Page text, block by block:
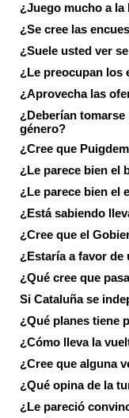
¿Juego mucho a
¿Se cree las
¿Suele usted ver
¿Le preocupan los
¿Aprovecha las
¿Deberían
género?
¿Cree que
¿Le parece bien el
¿Le parece bien el
¿Está sabiendo
¿Cree que el
¿Estaría a favor de
¿Qué cree que
Si Cataluña se
¿Qué planes tiene
¿Cómo lleva la
¿Cree que alguna
¿Qué opina de la
¿Le pareció